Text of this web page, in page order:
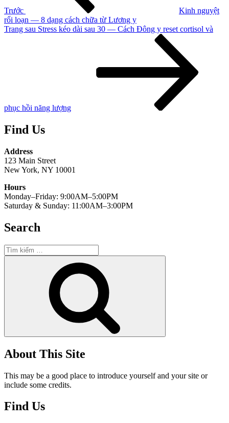
Trước
Kinh nguyệt
rối loạn — 8 dạng cách chữa từ Lương y
Bài
Trang sau Stress kéo dài sau 30 — Cách Đông y reset cortisol và
phục hồi năng lượng
Find Us
Address
123 Main Street
New York, NY 10001
Hours
Monday–Friday: 9:00AM–5:00PM
Saturday & Sunday: 11:00AM–3:00PM
Search
Tìm
kiếm:
About This Site
This may be a good place to introduce yourself and your site or
include some credits.
Find Us